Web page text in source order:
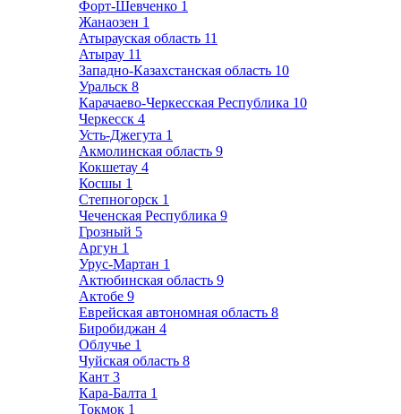
Форт-Шевченко 1
Жанаозен 1
Атырауская область 11
Атырау 11
Западно-Казахстанская область 10
Уральск 8
Карачаево-Черкесская Республика 10
Черкесск 4
Усть-Джегута 1
Акмолинская область 9
Кокшетау 4
Косшы 1
Степногорск 1
Чеченская Республика 9
Грозный 5
Аргун 1
Урус-Мартан 1
Актюбинская область 9
Актобе 9
Еврейская автономная область 8
Биробиджан 4
Облучье 1
Чуйская область 8
Кант 3
Кара-Балта 1
Токмок 1